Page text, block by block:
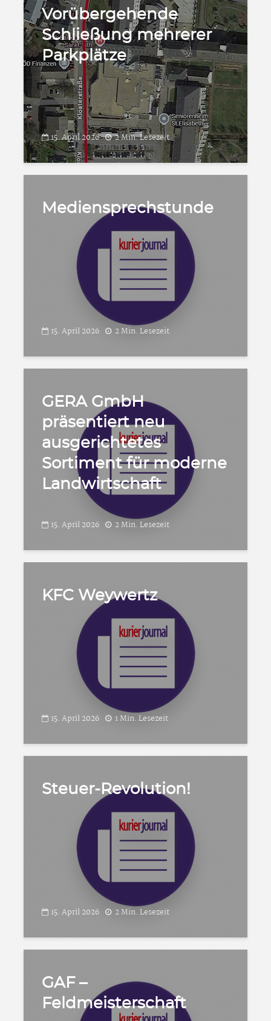
Vorübergehende
Schließung mehrerer
Parkplätze
15. April 2026 2 Min. Lesezeit
Mediensprechstunde
15. April 2026 2 Min. Lesezeit
GERA GmbH
präsentiert neu
ausgerichtetes
Sortiment für moderne
Landwirtschaft
15. April 2026 2 Min. Lesezeit
KFC Weywertz
15. April 2026 1 Min. Lesezeit
Steuer-Revolution!
15. April 2026 2 Min. Lesezeit
GAF –
Feldmeisterschaft